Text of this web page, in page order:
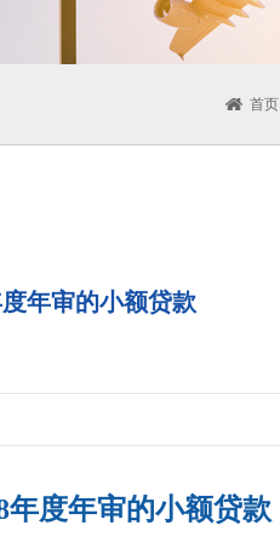
首页
年审的小额贷款
年度年审的小额贷款